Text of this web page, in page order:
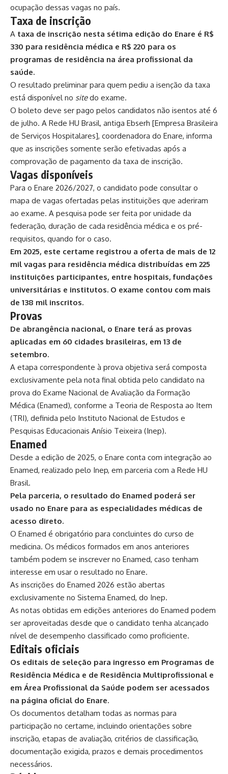
ocupação dessas vagas no país.
Taxa de inscrição
A taxa de inscrição nesta sétima edição do Enare é R$
330 para residência médica e R$ 220 para os
programas de residência na área profissional da
saúde.
O resultado preliminar para quem pediu a isenção da taxa
está disponível no sitedo exame.
O boleto deve ser pago pelos candidatos não isentos até 6
de julho. A Rede HU Brasil, antiga Ebserh [Empresa Brasileira
de Serviços Hospitalares], coordenadora do Enare, informa
que as inscrições somente serão efetivadas após a
comprovação de pagamento da taxa de inscrição.
Vagas disponíveis
Para o Enare 2026/2027, o candidato pode consultar o
mapa de vagas ofertadas pelas instituições que aderiram
ao exame. A pesquisa pode ser feita por unidade da
federação, duração de cada residência médica e os pré-
requisitos, quando for o caso.
Em 2025, este certame registrou a oferta de mais de 12
mil vagas para residência médica distribuídas em 225
instituições participantes, entre hospitais, fundações
universitárias e institutos. O exame contou com mais
de 138 mil inscritos.
Provas
De abrangência nacional, o Enare terá as provas
aplicadas em 60 cidades brasileiras, em 13 de
setembro.
A etapa correspondente à prova objetiva será composta
exclusivamente pela nota final obtida pelo candidato na
prova do Exame Nacional de Avaliação da Formação
Médica (Enamed), conforme a Teoria de Resposta ao Item
(TRI), definida pelo Instituto Nacional de Estudos e
Pesquisas Educacionais Anísio Teixeira (Inep).
Enamed
Desde a edição de 2025, o Enare conta com integração ao
Enamed, realizado pelo Inep, em parceria com a Rede HU
Brasil.
Pela parceria, o resultado do Enamed poderá ser
usado no Enare para as especialidades médicas de
acesso direto.
O Enamed é obrigatório para concluintes do curso de
medicina. Os médicos formados em anos anteriores
também podem se inscrever no Enamed, caso tenham
interesse em usar o resultado no Enare.
As inscrições do Enamed 2026 estão abertas
exclusivamente no Sistema Enamed, do Inep.
As notas obtidas em edições anteriores do Enamed podem
ser aproveitadas desde que o candidato tenha alcançado
nível de desempenho classificado como proficiente.
Editais oficiais
Os editais de seleção para ingresso em Programas de
Residência Médica e de Residência Multiprofissional e
em Área Profissional da Saúde podem ser acessados
na página oficial do Enare.
Os documentos detalham todas as normas para
participação no certame, incluindo orientações sobre
inscrição, etapas de avaliação, critérios de classificação,
documentação exigida, prazos e demais procedimentos
necessários.